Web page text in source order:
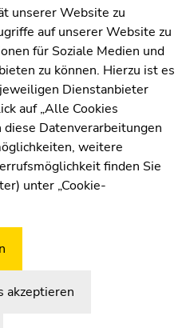
unserer Website zu
auf unserer Website zu
für Soziale Medien und
zu können. Hierzu ist es
Dienstanbieter
auf „Alle Cookies
Datenverarbeitungen
weitere
finden Sie
unter „Cookie-
akzeptieren